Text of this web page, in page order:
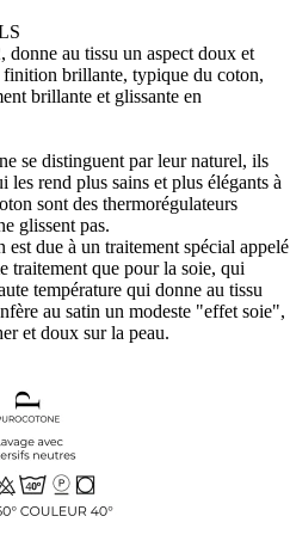
au tissu un aspect doux et
brillante, typique du coton,
brillante et glissante en
se distinguent par leur naturel, ils
rend plus sains et plus élégants à
sont des thermorégulateurs
glissent pas.
due à un traitement spécial appelé
traitement que pour la soie, qui
température qui donne au tissu
au satin un modeste "effet soie",
et doux sur la peau.